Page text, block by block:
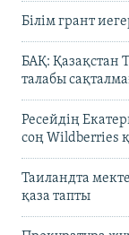
Білім грант
БАҚ: Қазақстан
талабы
Ресейдің
соң Wildberries
Таиландта
қаза тапты